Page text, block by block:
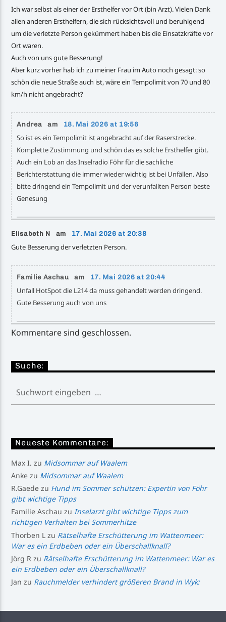
Ich war selbst als einer der Ersthelfer vor Ort (bin Arzt). Vielen Dank
allen anderen Ersthelfern, die sich rücksichtsvoll und beruhigend
um die verletzte Person gekümmert haben bis die Einsatzkräfte vor
Ort waren.
Auch von uns gute Besserung!
Aber kurz vorher hab ich zu meiner Frau im Auto noch gesagt: so
schön die neue Straße auch ist, wäre ein Tempolimit von 70 und 80
km/h nicht angebracht?
Andrea am 18. Mai 2026 at 19:56
So ist es ein Tempolimit ist angebracht auf der Raserstrecke.
Komplette Zustimmung und schön das es solche Ersthelfer gibt.
Auch ein Lob an das Inselradio Föhr für die sachliche
Berichterstattung die immer wieder wichtig ist bei Unfällen. Also
bitte dringend ein Tempolimit und der verunfallten Person beste
Genesung
Elisabeth N am 17. Mai 2026 at 20:38
Gute Besserung der verletzten Person.
Familie Aschau am 17. Mai 2026 at 20:44
Unfall HotSpot die L214 da muss gehandelt werden dringend.
Gute Besserung auch von uns
Kommentare sind geschlossen.
Suche:
Neueste Kommentare:
Max I. zu Midsommar auf Waalem
Anke zu Midsommar auf Waalem
R.Gaede zu Hund im Sommer schützen: Expertin von Föhr
gibt wichtige Tipps
Familie Aschau zuInselarzt gibt wichtige Tipps zum
richtigen Verhalten bei Sommerhitze
Thorben L zu Rätselhafte Erschütterung im Wattenmeer:
War es ein Erdbeben oder ein Überschallknall?
Jörg R zu Rätselhafte Erschütterung im Wattenmeer: War es
ein Erdbeben oder ein Überschallknall?
Jan zu Rauchmelder verhindert größeren Brand in Wyk: